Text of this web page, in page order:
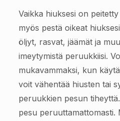
Vaikka hiuksesi on
myös pestä oikeat
öljyt, rasvat, jäämät ja
imeytymistä peruukkiisi.
mukavammaksi, kun
voit vähentää hiusten tai
peruukkien pesun
pesu peruuttamattomasti.